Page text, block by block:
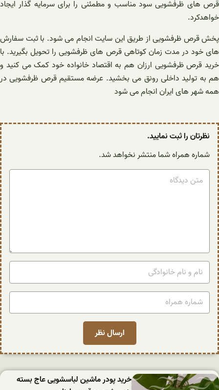
قرص های ظرفشویی سود مناسب و مطمئنی را برای سرمایه گذار ایجاد
خواهدکرد.
پخش قرص ظرفشویی از طریق این سایت انجام می شود. با ثبت سفارش
های خود در مدت زمان کوتاهی قرص های ظرفشویی را تحویل بگیرید. با
خرید قرص ظرفشویی ارزان هم به اقتصاد خانواده خود کمک می کنید و
هم به تولید داخلی رونق می بخشید. عرضه مستقیم قرص ظرفشویی در
همه شهر های ایران انجام می شود
نظرتان را ثبت نمایید.
شماره همراه شما منتشر نخواهد شد.
خرید پودر ماشین لباسشویی عاج بسته